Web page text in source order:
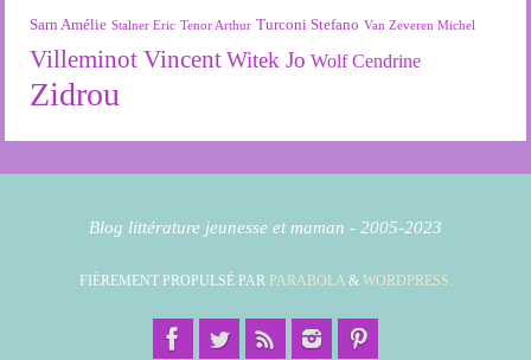
Sarn Amélie Stalner Eric Tenor Arthur Turconi Stefano Van Zeveren Michel
Villeminot Vincent Witek Jo Wolf Cendrine
Zidrou
Blog littérature jeunesse et maman - 2005-2023
FIÈREMENT PROPULSÉ PAR PARABOLA& WORDPRESS.